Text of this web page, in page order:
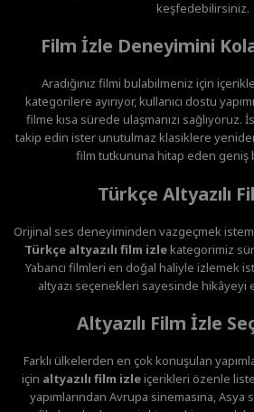
keşfedebilirsiniz.
Film İzle Deneyimini
Aradığınız filmi bulabilmeniz için
kategorilere ayırıyor, kullanıcı dostu
filme kısa sürede ulaşmanızı sağlıyoruz.
takip edin ister unutulmaz klasiklere
film tutkununa hitap eden geniş
Türkçe Altyazılı
Orijinal ses deneyiminden vazgeçmek
Türkçe altyazılı film izlekategorimiz
Yabancı filmleri en doğal haliyle izlemek
altyazı seçenekleri sayesinde hikâyeyi
Altyazılı Film İzle
Farklı ülkelerden en çok konuşulan
için altyazılı film izleiçerikleri özenle
yapımlarından Avrupa sinemasına, Asya